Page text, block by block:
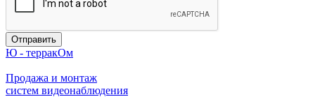
Ю - терракОм
Продажа и монтаж
систем видеонаблюдения